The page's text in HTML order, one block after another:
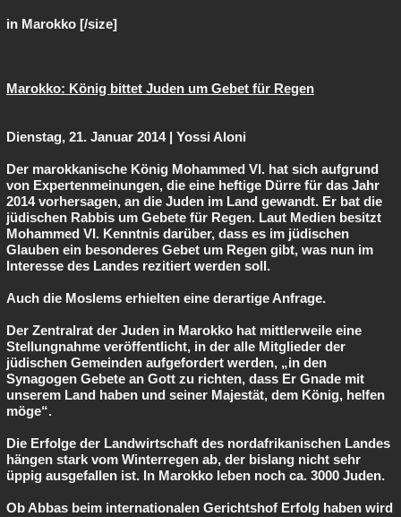
in Marokko [/size]
Marokko: König bittet Juden um Gebet für Regen
Dienstag, 21. Januar 2014 | Yossi Aloni
Der marokkanische König Mohammed VI. hat sich aufgrund
von Expertenmeinungen, die eine heftige Dürre für das Jahr
2014 vorhersagen, an die Juden im Land gewandt. Er bat die
jüdischen Rabbis um Gebete für Regen. Laut Medien besitzt
Mohammed VI. Kenntnis darüber, dass es im jüdischen
Glauben ein besonderes Gebet um Regen gibt, was nun im
Interesse des Landes rezitiert werden soll.
Auch die Moslems erhielten eine derartige Anfrage.
Der Zentralrat der Juden in Marokko hat mittlerweile eine
Stellungnahme veröffentlicht, in der alle Mitglieder der
jüdischen Gemeinden aufgefordert werden, „in den
Synagogen Gebete an Gott zu richten, dass Er Gnade mit
unserem Land haben und seiner Majestät, dem König, helfen
möge“.
Die Erfolge der Landwirtschaft des nordafrikanischen Landes
hängen stark vom Winterregen ab, der bislang nicht sehr
üppig ausgefallen ist. In Marokko leben noch ca. 3000 Juden.
Ob Abbas beim internationalen Gerichtshof Erfolg haben wird